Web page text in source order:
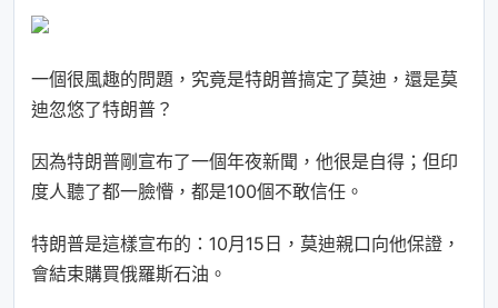
一個很風趣的問題，究竟是特朗普搞定了莫迪，還是莫
迪忽悠了特朗普？
因為特朗普剛宣布了一個年夜新聞，他很是自得；但印
度人聽了都一臉懵，都是100個不敢信任。
特朗普是這樣宣布的：10月15日，莫迪親口向他保證，
會結束購買俄羅斯石油。